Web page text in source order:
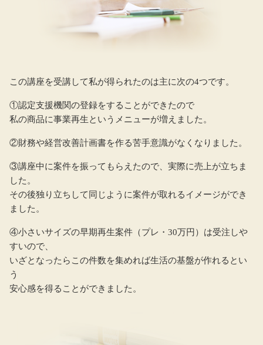
この講座を受講して私が得られたのは主に次の4つです。
①認定支援機関の登録をすることができたので
私の商品に事業再生というメニューが増えました。
②財務や経営改善計画書を作る苦手意識がなくなりました。
③講座中に案件を振ってもらえたので、実際に売上が立ちま
した。
その後独り立ちして同じように案件が取れるイメージができ
ました。
④小さいサイズの早期再生案件（プレ・30万円）は受注しや
すいので、
いざとなったらこの件数を集めれば生活の基盤が作れるとい
う
安心感を得ることができました。